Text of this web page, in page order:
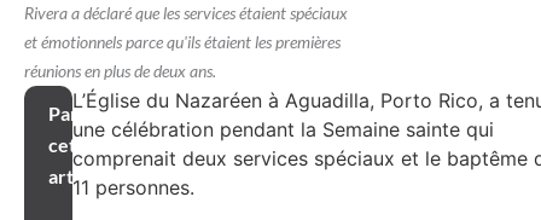
Rivera a déclaré que les services étaient spéciaux
et émotionnels parce qu'ils étaient les premières
réunions en plus de deux ans.
Partager
cet
article
L’Église du Nazaréen à Aguadilla, Porto Rico, a
une célébration pendant la Semaine sainte qui
comprenait deux services spéciaux et le baptême
11 personnes.